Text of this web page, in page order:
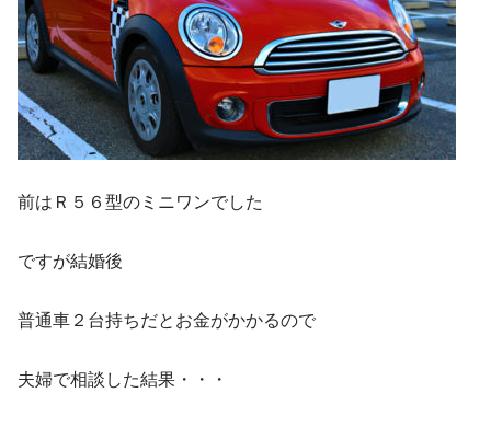
前はＲ５６型のミニワンでした
ですが結婚後
普通車２台持ちだとお金がかかるので
夫婦で相談した結果・・・